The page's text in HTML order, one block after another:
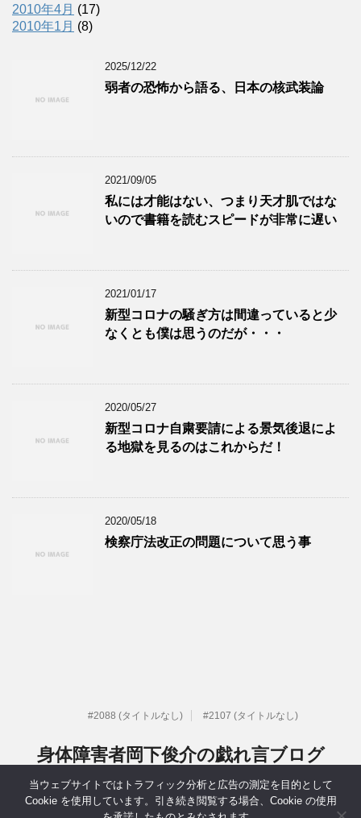
2010年4月 (17)
2010年1月 (8)
2025/12/22
弱者の恐怖から語る、日本の核武装論
2021/09/05
私には才能はない、つまり天才肌ではな
いので書籍を読むスピードが非常に遅い
2021/01/17
新型コロナの騒ぎ方は間違っていると少
なくとも僕は思うのだが・・・
2020/05/27
新型コロナ自粛要請による景気後退によ
る地獄を見るのはこれからだ！
2020/05/18
検察庁法改正の問題について思う事
#2088 (タイトルなし) #2107 (タイトルなし)
身体障害者岡下俊介の戯れ言ブログ
元IT系社長だった身体障害者岡下俊介の戯れ言ブログ
当ウェブサイトではトラフィック分析と広告の測定を目的として
Cookie を使用しています。引き続き閲覧する場合、Cookie の使用